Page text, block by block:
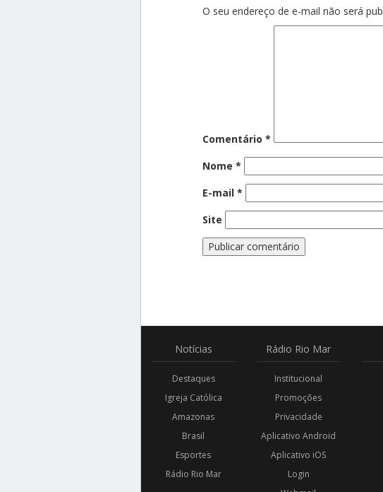
O seu endereço de e-mail não será
Comentário *
Nome *
E-mail *
Site
Notícias
Destaques
Igreja Católica
Amazonas
Brasil
Esportes
Rádio Rio Mar
Rádio Rio Mar
Institucional
Promoções
Privacidade
Aplicativo Android
Aplicativo iOS
Login